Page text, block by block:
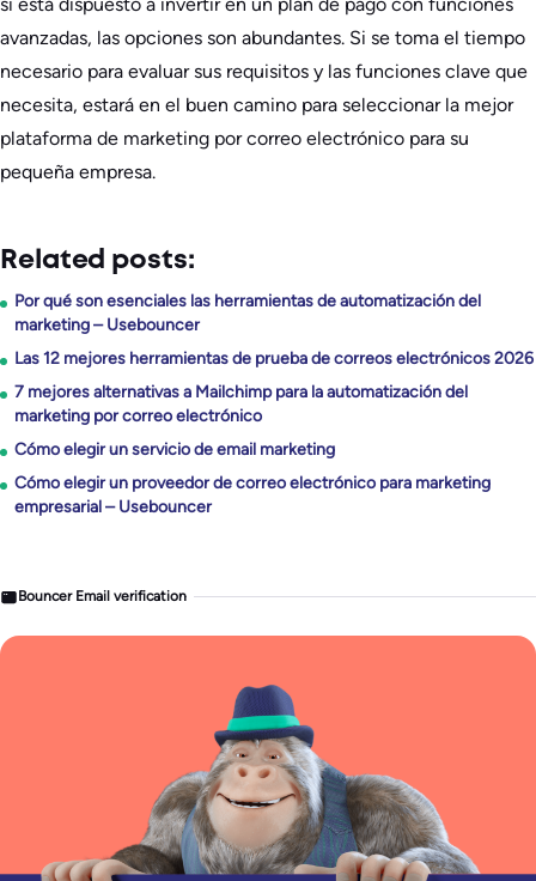
avanzadas, las opciones son abundantes. Si se toma el tiempo
necesario para evaluar sus requisitos y las funciones clave que
necesita, estará en el buen camino para seleccionar la mejor
plataforma de marketing por correo electrónico para su
pequeña empresa.
Related posts:
Por qué son esenciales las herramientas de automatización del
marketing – Usebouncer
Las 12 mejores herramientas de prueba de correos electrónicos 2026
7 mejores alternativas a Mailchimp para la automatización del
marketing por correo electrónico
Cómo elegir un servicio de email marketing
Cómo elegir un proveedor de correo electrónico para marketing
empresarial – Usebouncer
Bouncer Email verification